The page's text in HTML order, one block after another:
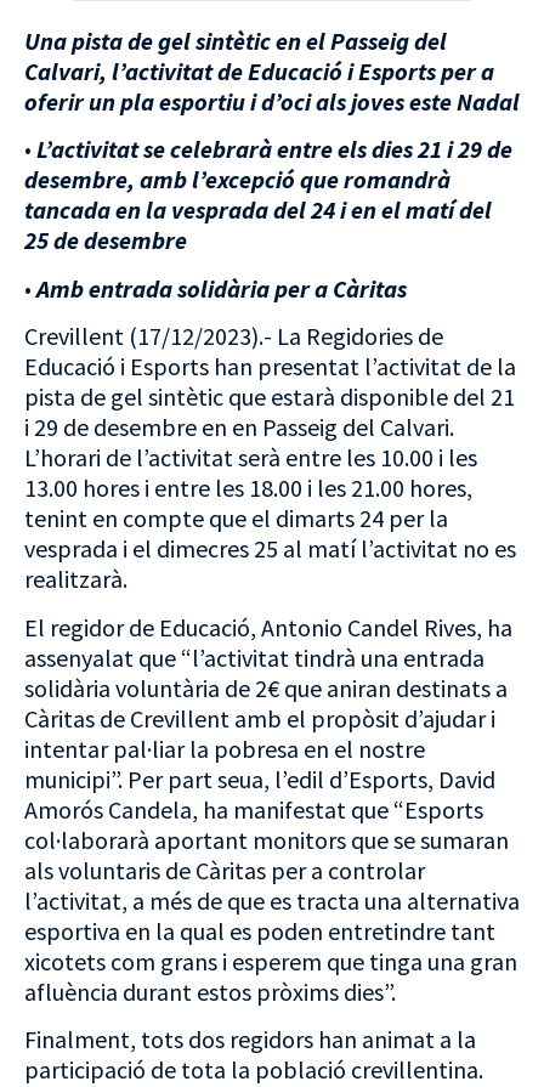
Una pista de gel sintètic en el Passeig del
Calvari, l’activitat deEducaciói Esports per a
oferir un pla esportiu i d’oci als joves este Nadal
• L’activitat se celebrarà entre els dies 21 i 29 de
desembre, amb l’excepció que romandrà
tancada en la vesprada del 24 i en el matí del
25 de desembre
•Amb entrada solidària per a Càritas
Crevillent (17/12/2023).- La Regidories de
Educació i Esports han presentat l’activitat de la
pista de gel sintètic que estarà disponible del 21
i 29 de desembre en en Passeig del Calvari.
L’horari de l’activitat serà entre les 10.00 i les
13.00 hores i entre les 18.00 i les 21.00 hores,
tenint en compte que el dimarts 24 per la
vesprada i el dimecres 25 al matí l’activitat no es
realitzarà.
El regidor de Educació, Antonio Candel Rives, ha
assenyalat que “l’activitat tindrà una entrada
solidària voluntària de 2€ que aniran destinats a
Càritas de Crevillent amb el propòsit d’ajudar i
intentar pal·liar la pobresa en el nostre
municipi”. Per part seua, l’edil d’Esports, David
Amorós Candela, ha manifestat que “Esports
col·laborarà aportant monitors que se sumaran
als voluntaris de Càritas per a controlar
l’activitat, a més de que es tracta una alternativa
esportiva en la qual es poden entretindre tant
xicotets com grans i esperem que tinga una gran
afluència durant estos pròxims dies”.
Finalment, tots dos regidors han animat a la
participació de tota la població crevillentina.